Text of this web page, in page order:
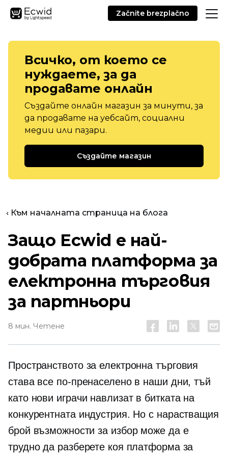
Začnite brezplačno
Всичко, от което се
нуждаете, за да
продавате онлайн
Създайте онлайн магазин за минути, за
да продавате на уебсайт, социални
медии или пазари.
Създайте магазин
‹ Към началната страница на блога
Защо Ecwid е най-
добрата платформа за
електронна търговия
за партньори
8 мин. Четене
Пространството за електронна търговия
става все по-пренаселено в наши дни, тъй
като нови играчи навлизат в битката на
конкурентната индустрия. Но с нарастващия
брой възможности за избор може да е
трудно да разберете коя платформа за